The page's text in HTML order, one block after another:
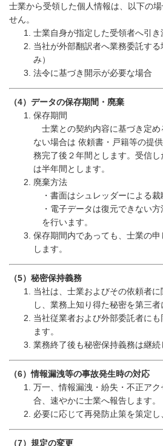
士業から受領した個人情報は、以下の
せん。
士業自身が指定した受領者へ引き
当社が外部翻訳者へ業務委託す
み）
法令に基づき開示が必要な場合
（4）データの保存期間・廃棄
保存期間
士業との契約内容に基づき定め
ない場合は 依頼書・戸籍等の提
務完了後２年間とします。受信
は半年間とします。
廃棄方法
・書面はシュレッダーによる裁
・電子データは復元できない方
を行います。
保存期間内であっても、士業の
します。
（5）秘密保持義務
当社は、士業およびその依頼者
し、業務上知り得た秘密を第三者
当社従業者および外部委託者に
ます。
業務終了後も秘密保持義務は継続
（6）情報漏洩等の事故発生時の対応
万一、情報漏洩・紛失・不正ア
合、速やかに士業へ報告します。
必要に応じて再発防止策を策定し
（7）規定の変更